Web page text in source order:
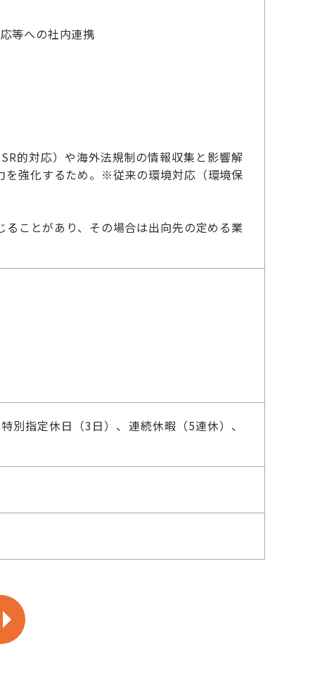
等への社内連携
的対応）や海外法規制の情報収集と影響解
を強化するため。※従来の環境対応（環境保
ることがあり、その場合は出向先の定める業
指定休日（3日）、連続休暇（5連休）、